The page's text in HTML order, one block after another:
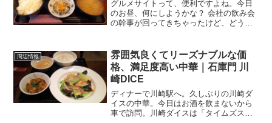
グルメサイトって、便利ですよね。今日
のお昼、何にしようかな？ 会社の飲み会
の幹事が回ってきちゃったけど、どうし
も便利。食べログ、ぐるなび、HOT
PEPPER．．．ア...
周辺情報
雰囲気良くてリーズナブルな価
格、満足度高い中華｜石庫門 川
崎DICE
ディナーで川崎駅へ。久しぶりの川崎ダ
イスの中華。今日はお酒を飲まないから
車で訪問。川崎ダイスは「タイムズステ